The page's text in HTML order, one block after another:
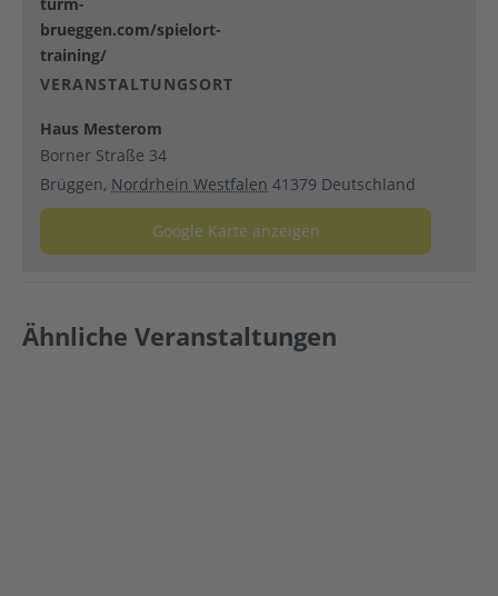
brueggen.com/spielort-
training/
VERANSTALTUNGSORT
Haus Mesterom
Borner Straße 34
Brüggen, Nordrhein Westfalen 41379 Deutschland
Google Karte anzeigen
Ähnliche Veranstaltungen